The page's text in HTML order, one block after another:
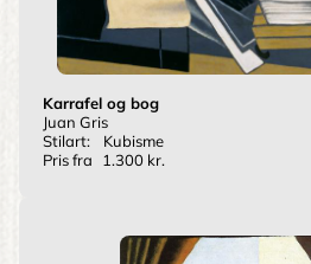
Karrafel og bog
Juan Gris
Stilart:
Kubisme
Pris fra
1.300 kr.